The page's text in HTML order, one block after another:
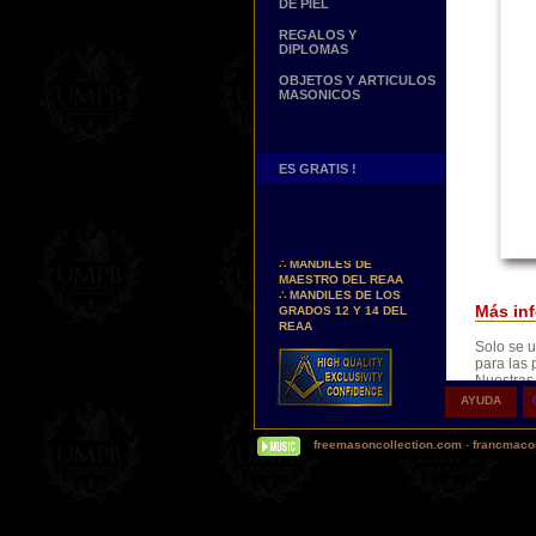
∴ MANDILES DE
MAESTRO DEL REAA
∴ MANDILES DE LOS
GRADOS 12 Y 14 DEL
REAA
Personaliza tus Arreos
TU NOMBRE BORDADO
SOBRE TU MANDIL, TU
BANDA O TU COLLARIN
Nueva pagina !
∴UNA PAGINA DE
DE PIEL
REGALOS Y
DIPLOMAS
OBJETOS Y ARTICULOS
MASONICOS
ES GRATIS !
AYUDA
freemasoncollection.com -
Más
Solo se
para las
the